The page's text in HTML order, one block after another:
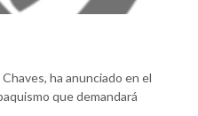
ha anunciado en el
que demandará